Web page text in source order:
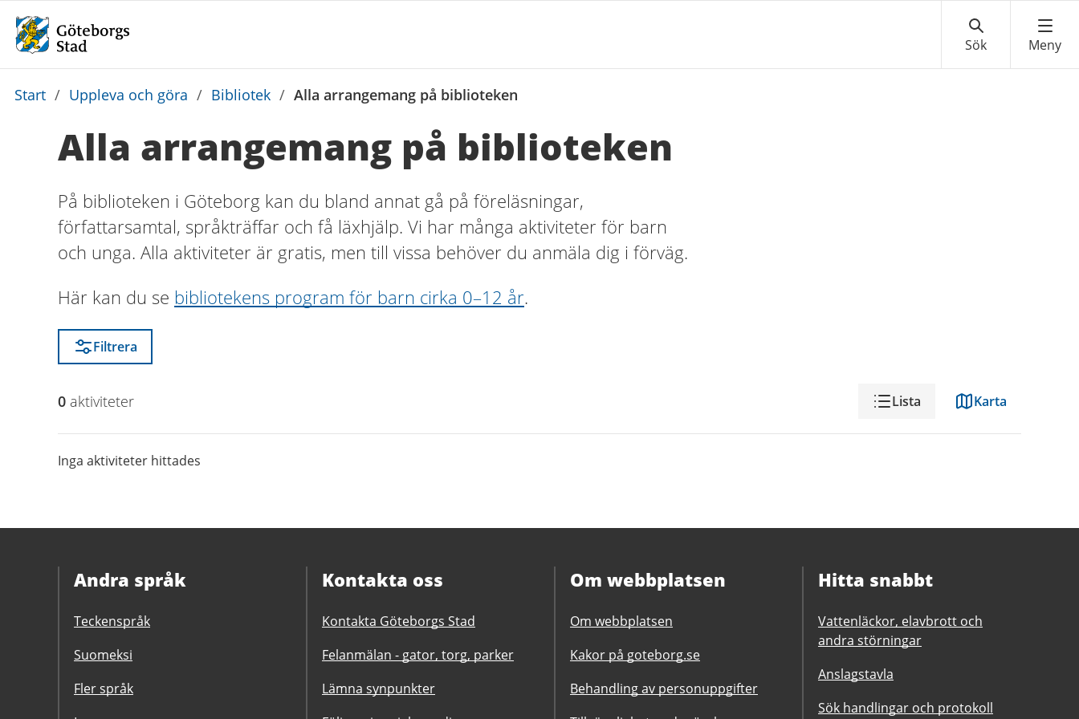
Du
Start / Uppleva och göra / Bibliotek / Alla arrangemang på biblioteken
Alla arrangemang på biblioteken
På biblioteken i Göteborg kan du bland annat gå på föreläsningar,
författarsamtal, språkträffar och få läxhjälp. Vi har många aktiviteter för barn
och unga. Alla aktiviteter är gratis, men till vissa behöver du anmäla dig i förväg.
Här kan du se bibliotekens program för barn cirka 0–12 år.
Filtrera
VisningLista Karta
0 aktiviteter
Inga aktiviteter hittades
Andra språk
Teckenspråk
Suomeksi
Fler språk
Kontakta oss
Kontakta Göteborgs Stad
Felanmälan - gator, torg, parker
Lämna synpunkter
Om webbplatsen
Om webbplatsen
Kakor på goteborg.se
Behandling av personuppgifter
Hitta snabbt
Vattenläckor, elavbrott och
andra störningar
Anslagstavla
Sök handlingar och protokoll